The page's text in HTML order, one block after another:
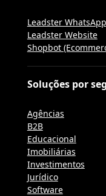
Leadster WhatsApp
Leadster Website
Shopbot
Soluções por
Agências
B2B
Educacional
Imobiliárias
Investimentos
Jurídico
Software